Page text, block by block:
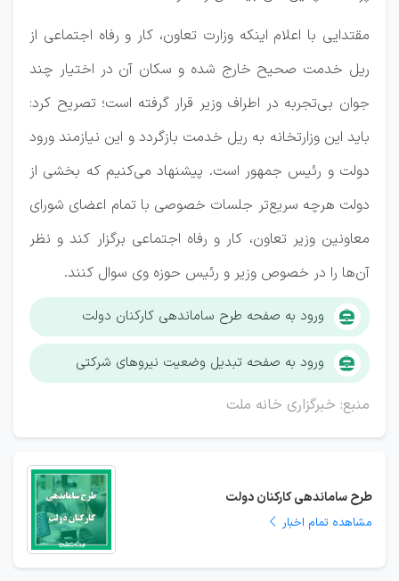
مقتدایی با اعلام اینکه وزارت تعاون، کار و رفاه اجتماعی از
ریل خدمت صحیح خارج شده و سکان آن در اختیار چند
جوان بی‌تجربه در اطراف وزیر قرار گرفته است؛ تصریح کرد:
باید این وزارتخانه به ریل خدمت بازگردد و این نیازمند ورود
دولت و رئیس جمهور است. پیشنهاد می‌کنیم که بخشی از
دولت هرچه سریع‌تر جلسات خصوصی با تمام اعضای شورای
معاونین وزیر تعاون، کار و رفاه اجتماعی برگزار کند و نظر
آن‌ها را در خصوص وزیر و رئیس حوزه وی سوال کنند.
ورود به صفحه طرح ساماندهی کارکنان دولت
ورود به صفحه تبدیل وضعیت نیروهای شرکتی
منبع: خبرگزاری خانه ملت
طرح ساماندهی کارکنان دولت
مشاهده تمام اخبار